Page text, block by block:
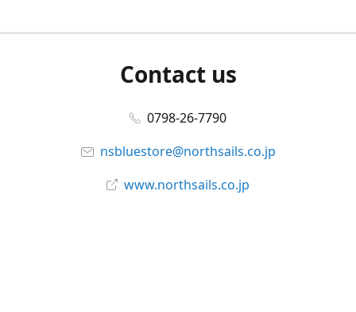
Contact us
0798-26-7790
nsbluestore@northsails.co.jp
www.northsails.co.jp